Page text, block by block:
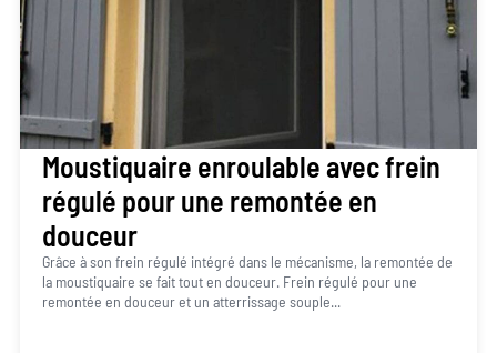
Moustiquaire enroulable avec frein
régulé pour une remontée en
douceur
Grâce à son frein régulé intégré dans le mécanisme, la remontée de
la moustiquaire se fait tout en douceur. Frein régulé pour une
remontée en douceur et un atterrissage souple...